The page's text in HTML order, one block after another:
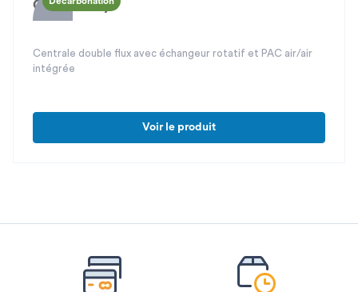
Cooler Play
Centrale double flux avec échangeur rotatif et PAC air/air
intégrée
Voir le produit